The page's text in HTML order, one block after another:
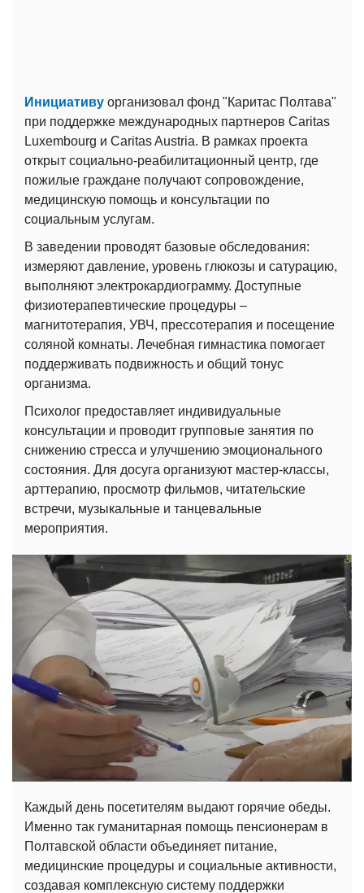
Инициативу организовал фонд "Каритас Полтава"
при поддержке международных партнеров Caritas
Luxembourg и Caritas Austria. В рамках проекта
открыт социально-реабилитационный центр, где
пожилые граждане получают сопровождение,
медицинскую помощь и консультации по
социальным услугам.
В заведении проводят базовые обследования:
измеряют давление, уровень глюкозы и сатурацию,
выполняют электрокардиограмму. Доступные
физиотерапевтические процедуры –
магнитотерапия, УВЧ, прессотерапия и посещение
соляной комнаты. Лечебная гимнастика помогает
поддерживать подвижность и общий тонус
организма.
Психолог предоставляет индивидуальные
консультации и проводит групповые занятия по
снижению стресса и улучшению эмоционального
состояния. Для досуга организуют мастер-классы,
арттерапию, просмотр фильмов, читательские
встречи, музыкальные и танцевальные
мероприятия.
Каждый день посетителям выдают горячие обеды.
Именно так гуманитарная помощь пенсионерам в
Полтавской области объединяет питание,
медицинские процедуры и социальные активности,
создавая комплексную систему поддержки